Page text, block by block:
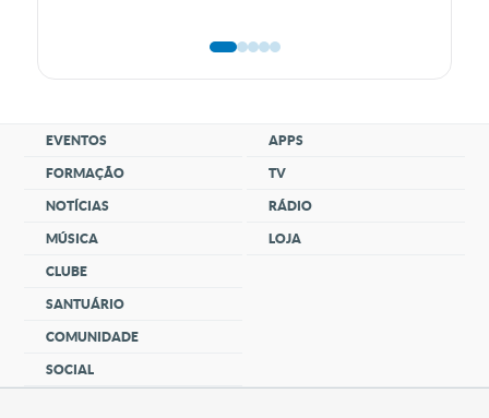
EVENTOS
FORMAÇÃO
NOTÍCIAS
MÚSICA
CLUBE
SANTUÁRIO
COMUNIDADE
SOCIAL
APPS
TV
RÁDIO
LOJA